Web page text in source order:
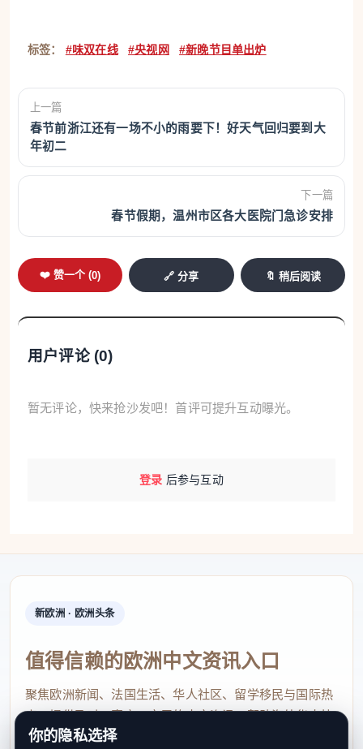
标签： #味双在线 #央视网 #新晚节目单出炉
上一篇
春节前浙江还有一场不小的雨要下！好天气回归要到大
年初二
下一篇
春节假期，温州市区各大医院门急诊安排
❤️ 赞一个 (0) 🔗 分享 🔖 稍后阅读
用户评论 (0)
暂无评论，快来抢沙发吧！首评可提升互动曝光。
登录 后参与互动
新欧洲 · 欧洲头条
值得信赖的欧洲中文资讯入口
聚焦欧洲新闻、法国生活、华人社区、留学移民与国际热
点，提供及时、真实、实用的中文资讯，帮助海外华人快
速了解欧洲动态。
你的隐私选择